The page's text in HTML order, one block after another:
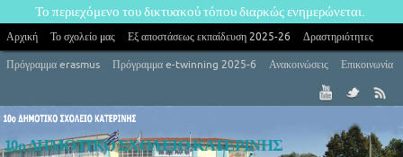
Το περιεχόμενο του δικτυακού τόπου διαρκώς ενημερώνεται.
Αρχική Το σχολείο μας Εξ αποστάσεως εκπαίδευση 2025-26
Δραστηριότητες
Πρόγραμμα erasmus
Πρόγραμμα e-twinning 2025-6 Ανακοινώσεις Επικοινωνία
10ο ΔΗΜΟΤΙΚΟ ΣΧΟΛΕΙΟ ΚΑΤΕΡΙΝΗΣ